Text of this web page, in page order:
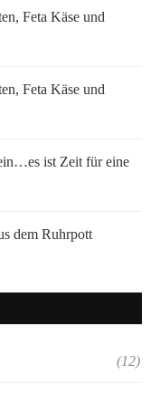
Feta Käse und
Feta Käse und
ist Zeit für eine
dem Ruhrpott
(12)